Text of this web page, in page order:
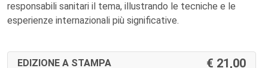
responsabili sanitari il tema, illustrando le tecniche e le
esperienze internazionali più significative.
EDIZIONE A STAMPA 21,00